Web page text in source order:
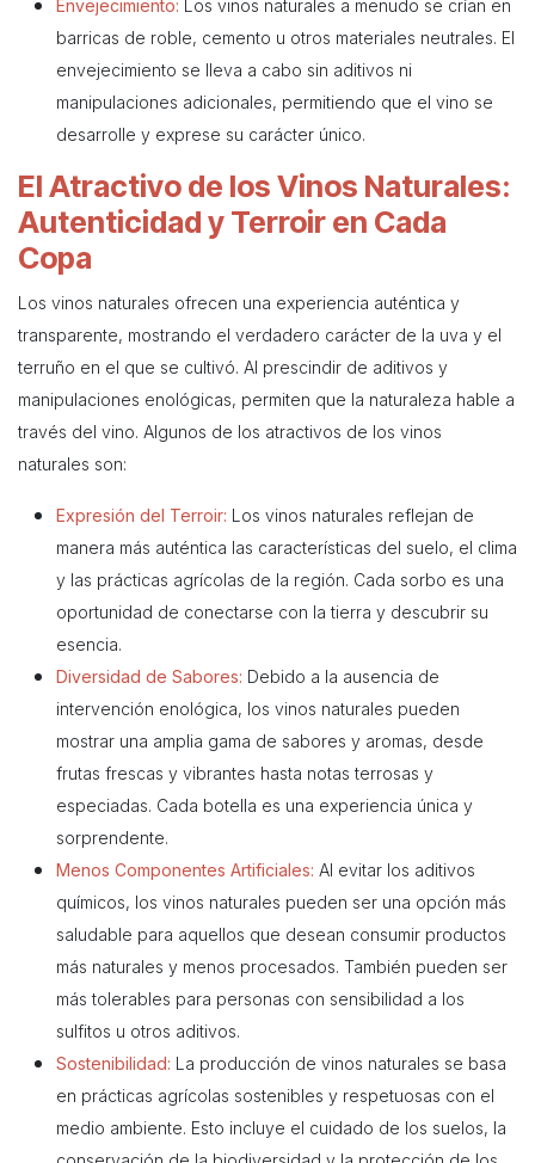
Envejecimiento: Los vinos naturales a menudo se crían en
barricas de roble, cemento u otros materiales neutrales. El
envejecimiento se lleva a cabo sin aditivos ni
manipulaciones adicionales, permitiendo que el vino se
desarrolle y exprese su carácter único.
El Atractivo de los Vinos Naturales:
Autenticidad y Terroir en Cada
Copa
Los vinos naturales ofrecen una experiencia auténtica y
transparente, mostrando el verdadero carácter de la uva y el
terruño en el que se cultivó. Al prescindir de aditivos y
manipulaciones enológicas, permiten que la naturaleza hable a
través del vino. Algunos de los atractivos de los vinos
naturales son:
Expresión del Terroir: Los vinos naturales reflejan de
manera más auténtica las características del suelo, el clima
y las prácticas agrícolas de la región. Cada sorbo es una
oportunidad de conectarse con la tierra y descubrir su
esencia.
Diversidad de Sabores: Debido a la ausencia de
intervención enológica, los vinos naturales pueden
mostrar una amplia gama de sabores y aromas, desde
frutas frescas y vibrantes hasta notas terrosas y
especiadas. Cada botella es una experiencia única y
sorprendente.
Menos Componentes Artificiales: Al evitar los aditivos
químicos, los vinos naturales pueden ser una opción más
saludable para aquellos que desean consumir productos
más naturales y menos procesados. También pueden ser
más tolerables para personas con sensibilidad a los
sulfitos u otros aditivos.
Sostenibilidad: La producción de vinos naturales se basa
en prácticas agrícolas sostenibles y respetuosas con el
medio ambiente. Esto incluye el cuidado de los suelos, la